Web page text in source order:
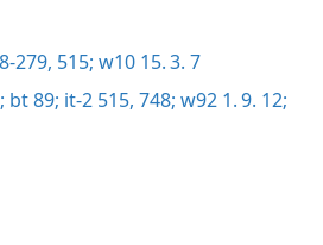
279, 515; w10 15. 3. 7
bt 89; it-2 515, 748; w92 1. 9. 12;